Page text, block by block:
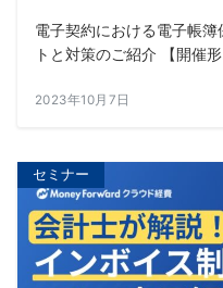
電子契約における電子帳
トと対策のご紹介 【開催
2023年10月7日
セミナー